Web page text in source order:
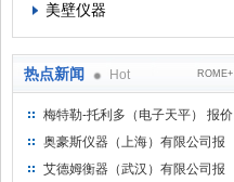
美壁仪器
热点新闻 Hot ROME+
梅特勒-托利多（电子天平） 报价
单
奥豪斯仪器（上海）有限公司报
价单
艾德姆衡器（武汉）有限公司报